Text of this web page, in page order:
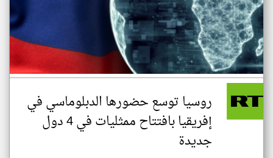
روسيا توسع حضورها الدبلوماسي في
إفريقيا بافتتاح ممثليات في 4 دول
جديدة